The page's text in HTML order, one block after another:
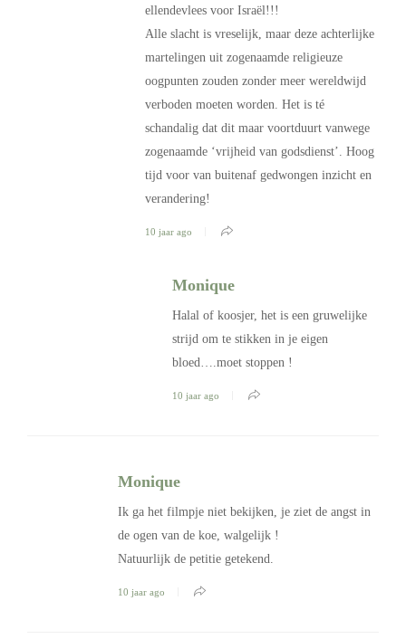
ellendevlees voor Israël!!!
Alle slacht is vreselijk, maar deze achterlijke
martelingen uit zogenaamde religieuze
oogpunten zouden zonder meer wereldwijd
verboden moeten worden. Het is té
schandalig dat dit maar voortduurt vanwege
zogenaamde ‘vrijheid van godsdienst’. Hoog
tijd voor van buitenaf gedwongen inzicht en
verandering!
10 jaar ago
Monique
Halal of koosjer, het is een gruwelijke
strijd om te stikken in je eigen
bloed….moet stoppen !
10 jaar ago
Monique
Ik ga het filmpje niet bekijken, je ziet de angst in
de ogen van de koe, walgelijk !
Natuurlijk de petitie getekend.
10 jaar ago